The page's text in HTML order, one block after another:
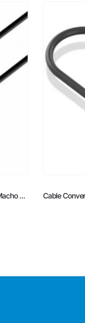
Cable Conversor Aisens A125-0904/ Mini DisplayPort Macho – HDMI Hembra/ 15cm/ Negro